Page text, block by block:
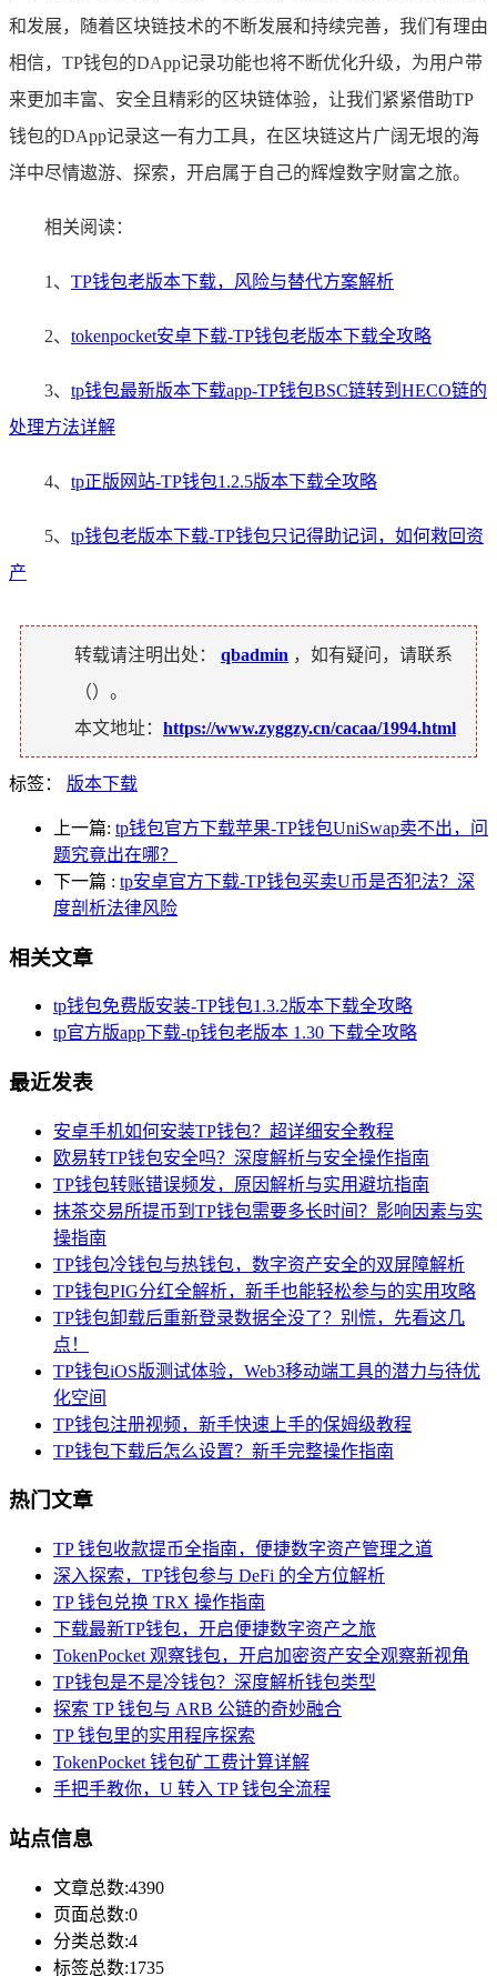
和发展，随着区块链技术的不断发展和持续完善，我们有理由
相信，TP钱包的DApp记录功能也将不断优化升级，为用户带
来更加丰富、安全且精彩的区块链体验，让我们紧紧借助TP
钱包的DApp记录这一有力工具，在区块链这片广阔无垠的海
洋中尽情遨游、探索，开启属于自己的辉煌数字财富之旅。
相关阅读：
1、 TP钱包老版本下载，风险与替代方案解析
2、 tokenpocket安卓下载-TP钱包老版本下载全攻略
3、 tp钱包最新版本下载app-TP钱包BSC链转到HECO链的
处理方法详解
4、 tp正版网站-TP钱包1.2.5版本下载全攻略
5、 tp钱包老版本下载-TP钱包只记得助记词，如何救回资
产
转载请注明出处： qbadmin ，如有疑问，请联系
（）。
本文地址： https://www.zyggzy.cn/cacaa/1994.html
标签： 版本下载
上一篇: tp钱包官方下载苹果-TP钱包UniSwap卖不出，问
题究竟出在哪？
下一篇 : tp安卓官方下载-TP钱包买卖U币是否犯法？深
度剖析法律风险
相关文章
tp钱包免费版安装-TP钱包1.3.2版本下载全攻略
tp官方版app下载-tp钱包老版本 1.30 下载全攻略
最近发表
安卓手机如何安装TP钱包？超详细安全教程
欧易转TP钱包安全吗？深度解析与安全操作指南
TP钱包转账错误频发，原因解析与实用避坑指南
抹茶交易所提币到TP钱包需要多长时间？影响因素与实
操指南
TP钱包冷钱包与热钱包，数字资产安全的双屏障解析
TP钱包PIG分红全解析，新手也能轻松参与的实用攻略
TP钱包卸载后重新登录数据全没了？别慌，先看这几
点！
TP钱包iOS版测试体验，Web3移动端工具的潜力与待优
化空间
TP钱包注册视频，新手快速上手的保姆级教程
TP钱包下载后怎么设置？新手完整操作指南
热门文章
TP 钱包收款提币全指南，便捷数字资产管理之道
深入探索，TP钱包参与 DeFi 的全方位解析
TP 钱包兑换 TRX 操作指南
下载最新TP钱包，开启便捷数字资产之旅
TokenPocket 观察钱包，开启加密资产安全观察新视角
TP钱包是不是冷钱包？深度解析钱包类型
探索 TP 钱包与 ARB 公链的奇妙融合
TP 钱包里的实用程序探索
TokenPocket 钱包矿工费计算详解
手把手教你，U 转入 TP 钱包全流程
站点信息
文章总数:4390
页面总数:0
分类总数:4
标签总数:1735